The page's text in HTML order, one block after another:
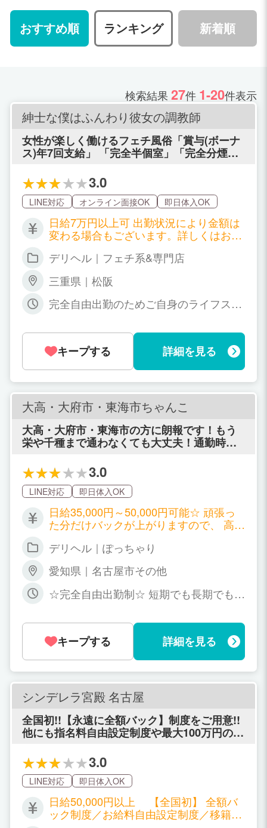
おすすめ順 ランキング 新着順
検索結果27件 1-20件表示
紳士な僕はふんわり彼女の調教師
女性が楽しく働けるフェチ風俗「賞与(ボーナ
ス)年7回支給」 「完全半個室」「完全分煙」
度あり」
3.0
LINE対応 オンライン面接OK 即日体入OK
日給7万円以上可 出勤状況により金額は
変わる場合もございます。詳しくはお店
デリヘル｜フェチ系&専門店
三重県｜松阪
完全自由出勤のためご自身のライフスタ
勤務・短期・長期共にOK！ 掛け持ちも
大歓迎！ 女性のライフスタイル・体調が
最優先です♪
キープする 詳細を見る
大高・大府市・東海市ちゃんこ
大高・大府市・東海市の方に朗報です！もう
栄や千種まで通わなくても大丈夫！通勤時間
3.0
LINE対応 即日体入OK
日給35,000円～50,000円可能☆ 頑張っ
た分だけバックが上がりますので、 高級
ん、本指名料やオプション料はフルバッ
デリヘル｜ぽっちゃり
愛知県｜名古屋市その他
☆完全自由出勤制☆ 短期でも長期でも大
Kです！ ライフスタイルに合った無理の
ない環境で、 プライベートとしっかり両
立できます♪
キープする 詳細を見る
シンデレラ宮殿 名古屋
全国初!!【永遠に全額バック】制度をご用意!!
他にも指名料自由設定制度や最大100万円の移
3.0
LINE対応 即日体入OK
日給50,000円以上 【全国初】 全額バ
ック制度／お給料自由設定制度／移籍金